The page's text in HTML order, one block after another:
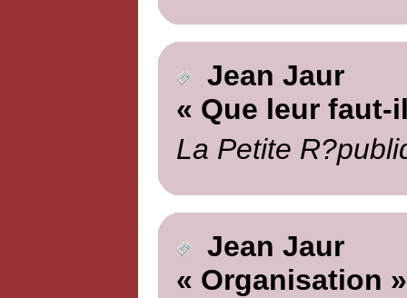
Jean Jaur
« Que leur faut-
La Petite
Jean Jaur
« Organisation »